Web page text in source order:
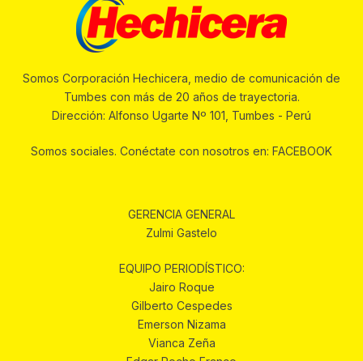
Somos Corporación Hechicera, medio de comunicación de
Tumbes con más de 20 años de trayectoria.
Dirección: Alfonso Ugarte Nº 101, Tumbes - Perú
Somos sociales. Conéctate con nosotros en: FACEBOOK
GERENCIA GENERAL
Zulmi Gastelo
EQUIPO PERIODÍSTICO:
Jairo Roque
Gilberto Cespedes
Emerson Nizama
Vianca Zeña